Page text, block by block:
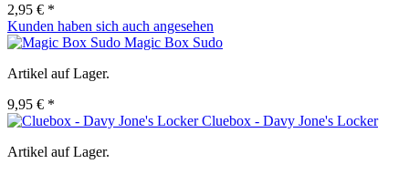
2,95 € *
Kunden haben sich auch angesehen
Magic Box Sudo
Artikel auf Lager.
9,95 € *
Cluebox - Davy Jone's Locker
Artikel auf Lager.